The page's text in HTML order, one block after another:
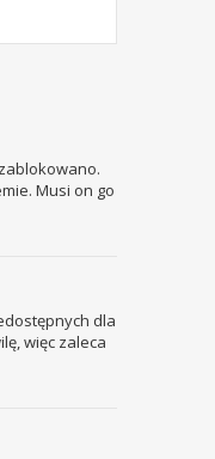
Musi on go
dla
więc zaleca